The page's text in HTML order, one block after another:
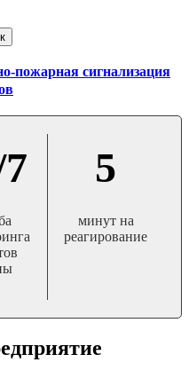
пожарная сигнализация
5
минут на
реагирование